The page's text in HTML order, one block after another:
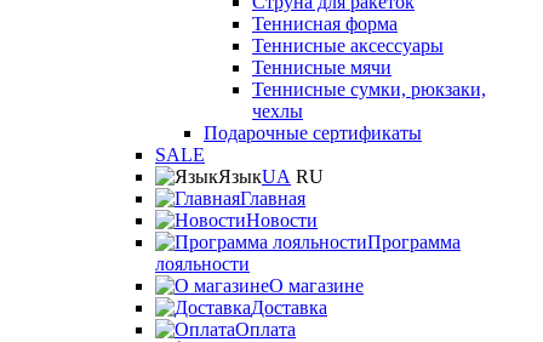
Теннисная форма
Теннисные аксессуары
Теннисные мячи
Теннисные сумки, рюкзаки,
чехлы
Подарочные сертификаты
SALE
ЯзыкUA RU
Главная
Новости
Программа
лояльности
О магазине
Доставка
Оплата